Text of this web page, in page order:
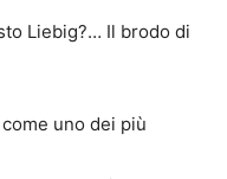
Liebig?… Il brodo di
uno dei più